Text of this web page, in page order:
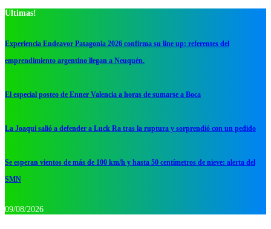
Ultimas!
Experiencia Endeavor Patagonia 2026 confirma su line up: referentes del
emprendimiento argentino llegan a Neuquén.
El especial posteo de Enner Valencia a horas de sumarse a Boca
La Joaqui salió a defender a Luck Ra tras la ruptura y sorprendió con un pedido
Se esperan vientos de más de 100 km/h y hasta 50 centímetros de nieve: alerta del
SMN
09/08/2026